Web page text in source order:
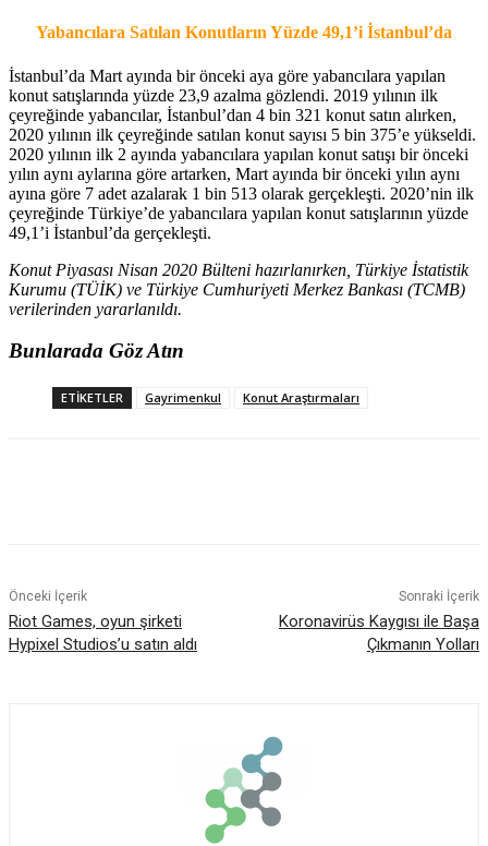
Yabancılara Satılan Konutların Yüzde 49,1’i İstanbul’da
İstanbul’da Mart ayında bir önceki aya göre yabancılara yapılan
konut satışlarında yüzde 23,9 azalma gözlendi. 2019 yılının ilk
çeyreğinde yabancılar, İstanbul’dan 4 bin 321 konut satın alırken,
2020 yılının ilk çeyreğinde satılan konut sayısı 5 bin 375’e yükseldi.
2020 yılının ilk 2 ayında yabancılara yapılan konut satışı bir önceki
yılın aynı aylarına göre artarken, Mart ayında bir önceki yılın aynı
ayına göre 7 adet azalarak 1 bin 513 olarak gerçekleşti. 2020’nin ilk
çeyreğinde Türkiye’de yabancılara yapılan konut satışlarının yüzde
49,1’i İstanbul’da gerçekleşti.
Konut Piyasası Nisan 2020 Bülteni hazırlanırken, Türkiye İstatistik
Kurumu (TÜİK) ve Türkiye Cumhuriyeti Merkez Bankası (TCMB)
verilerinden yararlanıldı.
Bunlarada Göz Atın
ETIKETLER Gayrimenkul Konut Araştırmaları
Önceki İçerik
Riot Games, oyun şirketi
Hypixel Studios’u satın aldı
Sonraki İçerik
Koronavirüs Kaygısı ile Başa
Çıkmanın Yolları